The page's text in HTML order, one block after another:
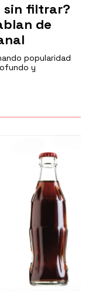
sin filtrar?
de
popularidad
y